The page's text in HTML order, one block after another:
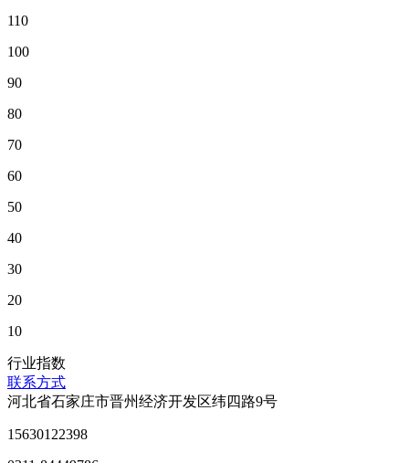
110
100
90
80
70
60
50
40
30
20
10
行业指数
联系方式
河北省石家庄市晋州经济开发区纬四路9号
15630122398